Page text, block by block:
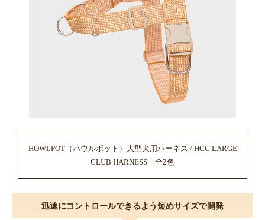
HOWLPOT（ハウルポット）大型犬用ハーネス / HCC LARGE
CLUB HARNESS｜全2色
迅速にコントロールできるよう短めサイズで開発